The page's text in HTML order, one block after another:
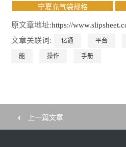
宁夏充气袋规格
原文章地址:https://www.slipsheet.com/
文章关联词:
亿通 平台
能 操作 手册
上一篇文章